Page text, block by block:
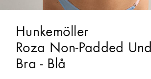
Hunkemöller
Roza Non-Padded
Bra - Blå